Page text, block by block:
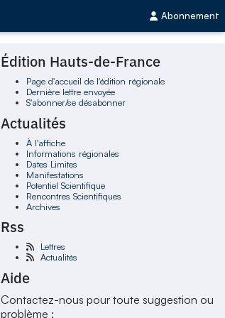
Abonnement
Édition Hauts-de-France
Page d'accueil de l'édition régionale
Dernière lettre envoyée
S'abonner/se désabonner
Actualités
À l'affiche
Informations régionales
Dates Limites
Manifestations
Potentiel Scientifique
Rencontres Scientifiques
Archives
Rss
Lettres
Actualités
Aide
Contactez-nous pour toute suggestion ou
problème :